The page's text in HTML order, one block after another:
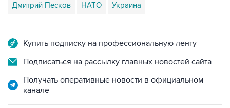
Дмитрий Песков НАТО Украина
Купить подписку на профессиональную ленту
Подписаться на рассылку главных новостей сайта
Получать оперативные новости в официальном
канале